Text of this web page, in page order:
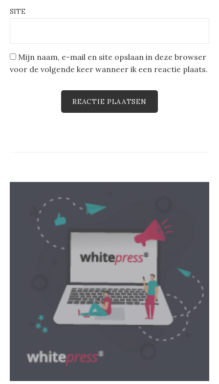
SITE
Mijn naam, e-mail en site opslaan in deze browser
voor de volgende keer wanneer ik een reactie plaats.